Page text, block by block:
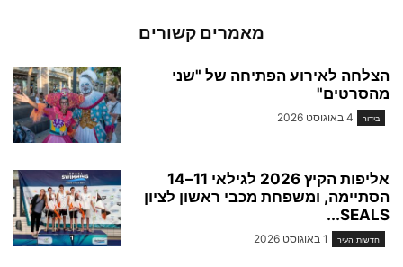
מאמרים קשורים
הצלחה לאירוע הפתיחה של "שני
מהסרטים"
בידור 4 באוגוסט 2026
אליפות הקיץ 2026 לגילאי 11–14
הסתיימה, ומשפחת מכבי ראשון לציון
SEALS...
חדשות העיר 1 באוגוסט 2026